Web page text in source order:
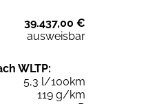
39.437,00 €
ausweisbar
WLTP:
5,3 l/100km
119 g/km